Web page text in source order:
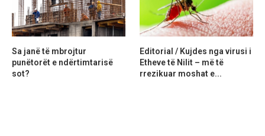
Sa janë të mbrojtur
punëtorët e ndërtimtarisë
sot?
Editorial / Kujdes nga virusi i
Etheve të Nilit – më të
rrezikuar moshat e...